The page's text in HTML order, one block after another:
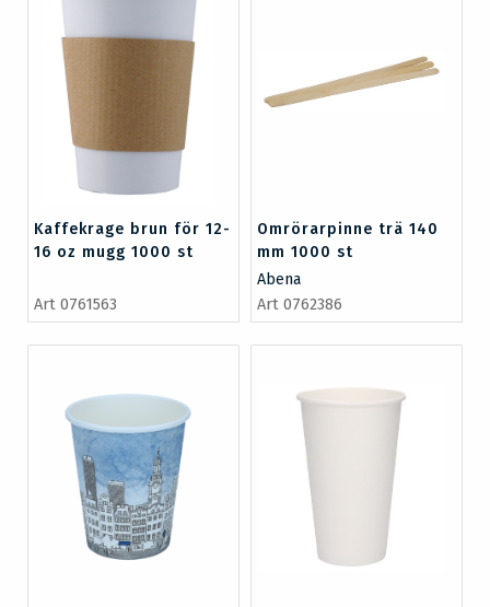
Kaffekrage brun för 12-
16 oz mugg 1000 st
Art 0761563
Omrörarpinne trä 140
mm 1000 st
Abena
Art 0762386